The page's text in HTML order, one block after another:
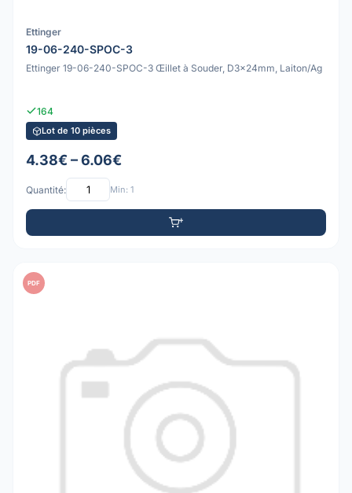
Ettinger
19-06-240-SPOC-3
Ettinger 19-06-240-SPOC-3 Œillet à Souder, D3x24mm, Laiton/Ag
164
Lot de 10 pièces
4.38€ – 6.06€
Quantité: Min: 1
PDF